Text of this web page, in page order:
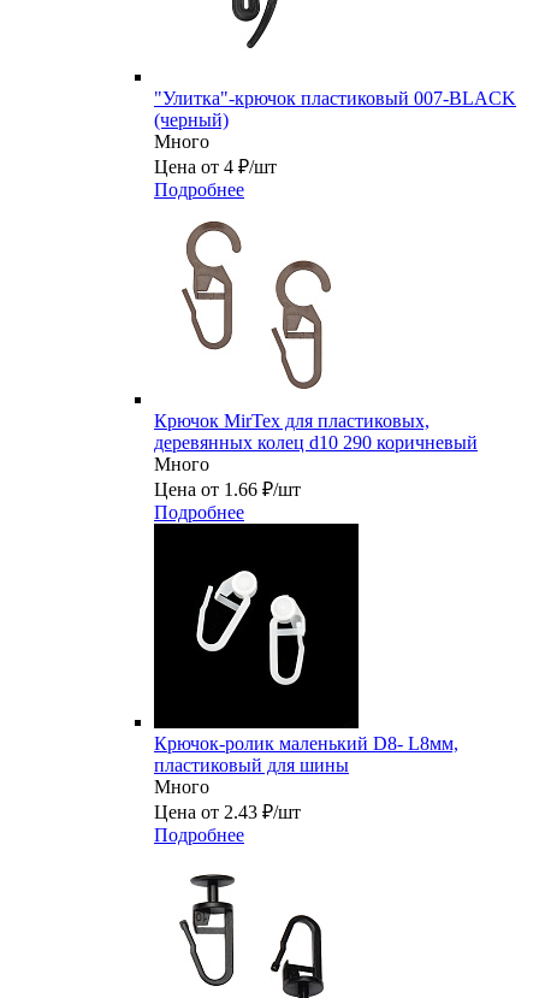
"Улитка"-крючок пластиковый 007-BLACK
(черный)
Много
Цена от 4 ₽/шт
Подробнее
Крючок MirTex для пластиковых,
деревянных колец d10 290 коричневый
Много
Цена от 1.66 ₽/шт
Подробнее
Крючок-ролик маленький D8- L8мм,
пластиковый для шины
Много
Цена от 2.43 ₽/шт
Подробнее